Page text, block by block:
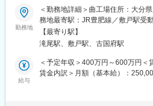
- 「3C（Change, Challenge,
ットな職場環境で、変革と挑戦を
- 長期にわたる安定したキャリアを
当社は1979年に設立され、長年培
九州を代表する技術系企業グルー
■採用背景：
～業績好調と新規事業の拡大に伴う
私たちは、半導体製造装置や自動
ける企業です。FIGグループの一員
安定した経営基盤のもとで、さら
■業務内容：
既存技術を継承しつつ、新要素技
勤務地
＜勤務地詳細＞曲工場住所：大分
務地最寄駅：JR豊肥線／敷戸駅受
の範囲：会社の定める事業所（リ
【最寄り駅】
滝尾駅、敷戸駅、古国府駅
給与
＜予定年収＞400万円～600万円＜
賃金内訳＞月額（基本給）：